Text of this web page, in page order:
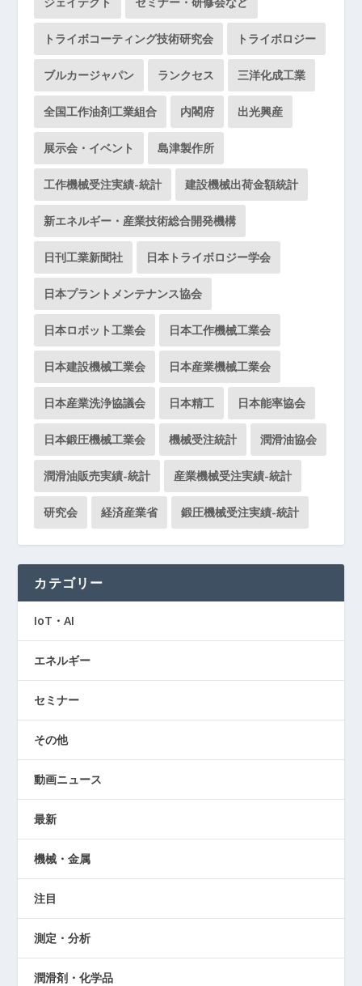
トライボコーティング技術研究会 トライボロジー
ブルカージャパン ランクセス 三洋化成工業
全国工作油剤工業組合 内閣府 出光興産
展示会・イベント 島津製作所
工作機械受注実績-統計 建設機械出荷金額統計
新エネルギー・産業技術総合開発機構
日刊工業新聞社 日本トライボロジー学会
日本プラントメンテナンス協会
日本ロボット工業会 日本工作機械工業会
日本建設機械工業会 日本産業機械工業会
日本産業洗浄協議会 日本精工 日本能率協会
日本鍛圧機械工業会 機械受注統計 潤滑油協会
潤滑油販売実績-統計 産業機械受注実績-統計
研究会 経済産業省 鍛圧機械受注実績-統計
カテゴリー
IoT・AI
エネルギー
セミナー
その他
動画ニュース
最新
機械・金属
注目
測定・分析
潤滑剤・化学品